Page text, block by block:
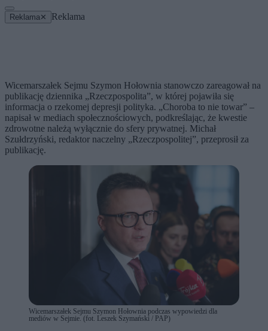
Reklama ✕ Reklama
Wicemarszałek Sejmu Szymon Hołownia stanowczo zareagował na
publikację dziennika „Rzeczpospolita”, w której pojawiła się
informacja o rzekomej depresji polityka. „Choroba to nie towar” –
napisał w mediach społecznościowych, podkreślając, że kwestie
zdrowotne należą wyłącznie do sfery prywatnej. Michał
Szułdrzyński, redaktor naczelny „Rzeczpospolitej”, przeprosił za
publikację.
Wicemarszałek Sejmu Szymon Hołownia podczas wypowiedzi dla
mediów w Sejmie. (fot. Leszek Szymański / PAP)